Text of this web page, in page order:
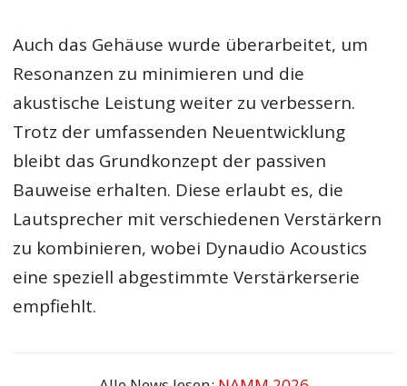
Auch das Gehäuse wurde überarbeitet, um
Resonanzen zu minimieren und die
akustische Leistung weiter zu verbessern.
Trotz der umfassenden Neuentwicklung
bleibt das Grundkonzept der passiven
Bauweise erhalten. Diese erlaubt es, die
Lautsprecher mit verschiedenen Verstärkern
zu kombinieren, wobei Dynaudio Acoustics
eine speziell abgestimmte Verstärkerserie
empfiehlt.